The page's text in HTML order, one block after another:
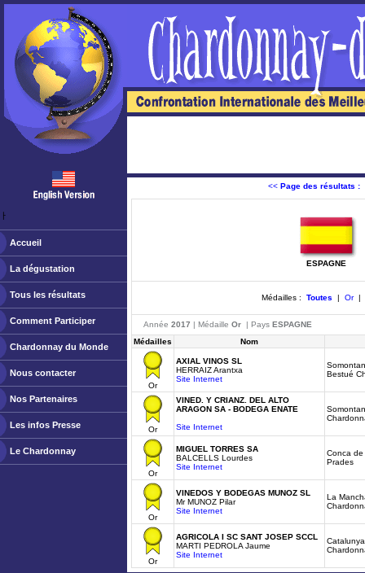
ￂﾠ
Accueil
La dégustation
Tous les résultats
Comment Participer
Chardonnay du Monde
Nous contacter
Nos Partenaires
Les infos Presse
Le Chardonnay
<< Page des résultats :
ESPAGNE
Médailles : Toutes | Or|
Année 2017 | Médaille Or | Pays ESPAGNE
Médailles
Nom
Or
AXIAL VINOS SL
HERRAIZ Arantxa
Site Internet
Bestué
Or
VINED. Y CRIANZ. DEL ALTO
ARAGON SA - BODEGA ENATE
Site Internet
Or
MIGUEL TORRES SA
BALCELLS Lourdes
Site Internet
Conca
Prades
Or
VINEDOS Y BODEGAS MUNOZ SL
Mr MUNOZ Pilar
Site Internet
La
Or
AGRICOLA I SC SANT JOSEP SCCL
MARTI PEDROLA Jaume
Site Internet